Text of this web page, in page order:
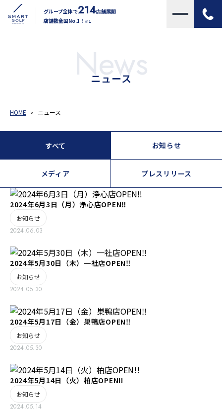
グループ全体で214店舗展開
店舗数全国No.1！ ※1
News
ニュース
HOME ニュース
すべて お知らせ
メディア プレスリリース
2024年6月3日（月）浄心店OPEN‼️
お知らせ
2024.06.03
2024年5月30日（木）一社店OPEN‼️
お知らせ
2024.05.30
2024年5月17日（金）巣鴨店OPEN‼️
お知らせ
2024.05.30
2024年5月14日（火）柏店OPEN!!
お知らせ
2024.05.14